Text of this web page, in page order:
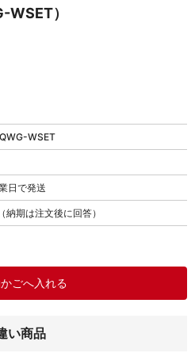
）
WSET
日で発送
納期は注文後に回答）
い商品